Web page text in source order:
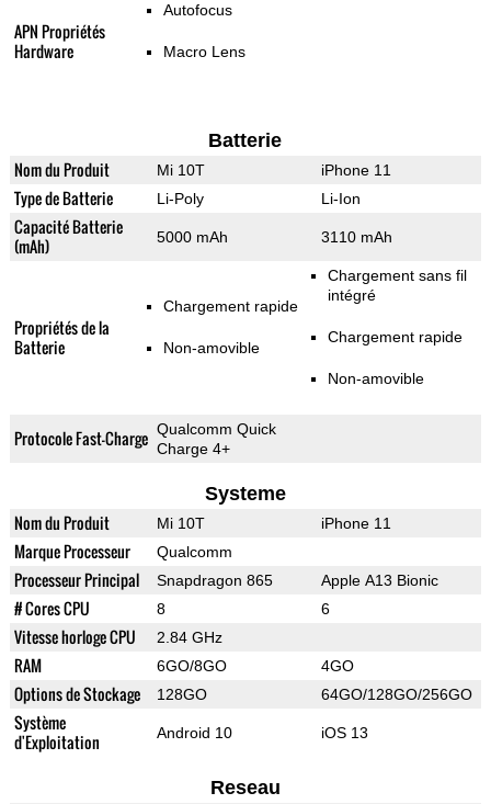
APN Propriétés
Hardware
Autofocus
Macro Lens
Batterie
Nom du Produit Mi 10T iPhone 11
Type de Batterie Li-Poly Li-Ion
Capacité Batterie
(mAh)
5000 mAh 3110 mAh
Propriétés de la
Batterie
Chargement rapide
Non-amovible
Chargement sans fil
intégré
Chargement rapide
Non-amovible
Protocole Fast-Charge Qualcomm Quick
Charge 4+
Systeme
Nom du Produit Mi 10T iPhone 11
Marque Processeur Qualcomm
Processeur Principal Snapdragon 865 Apple A13 Bionic
# Cores CPU 8 6
Vitesse horloge CPU 2.84 GHz
RAM 6GO/8GO 4GO
Options de Stockage 128GO 64GO/128GO/256GO
Système
d'Exploitation
Android 10 iOS 13
Reseau